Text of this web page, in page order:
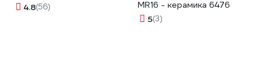
4.8(56)
MR16 - керамика 6476
5(3)